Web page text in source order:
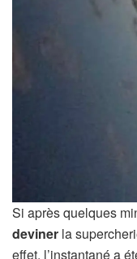
Si après quelques
deviner la
effet, l’instantané a